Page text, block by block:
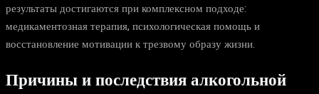
результаты достигаются при комплексном подходе:
медикаментозная терапия, психологическая помощь и
восстановление мотивации к трезвому образу жизни.
Причины и последствия алкогольной